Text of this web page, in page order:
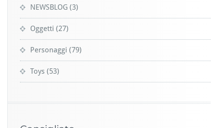
NEWSBLOG (3)
Oggetti (27)
Personaggi (79)
Toys (53)